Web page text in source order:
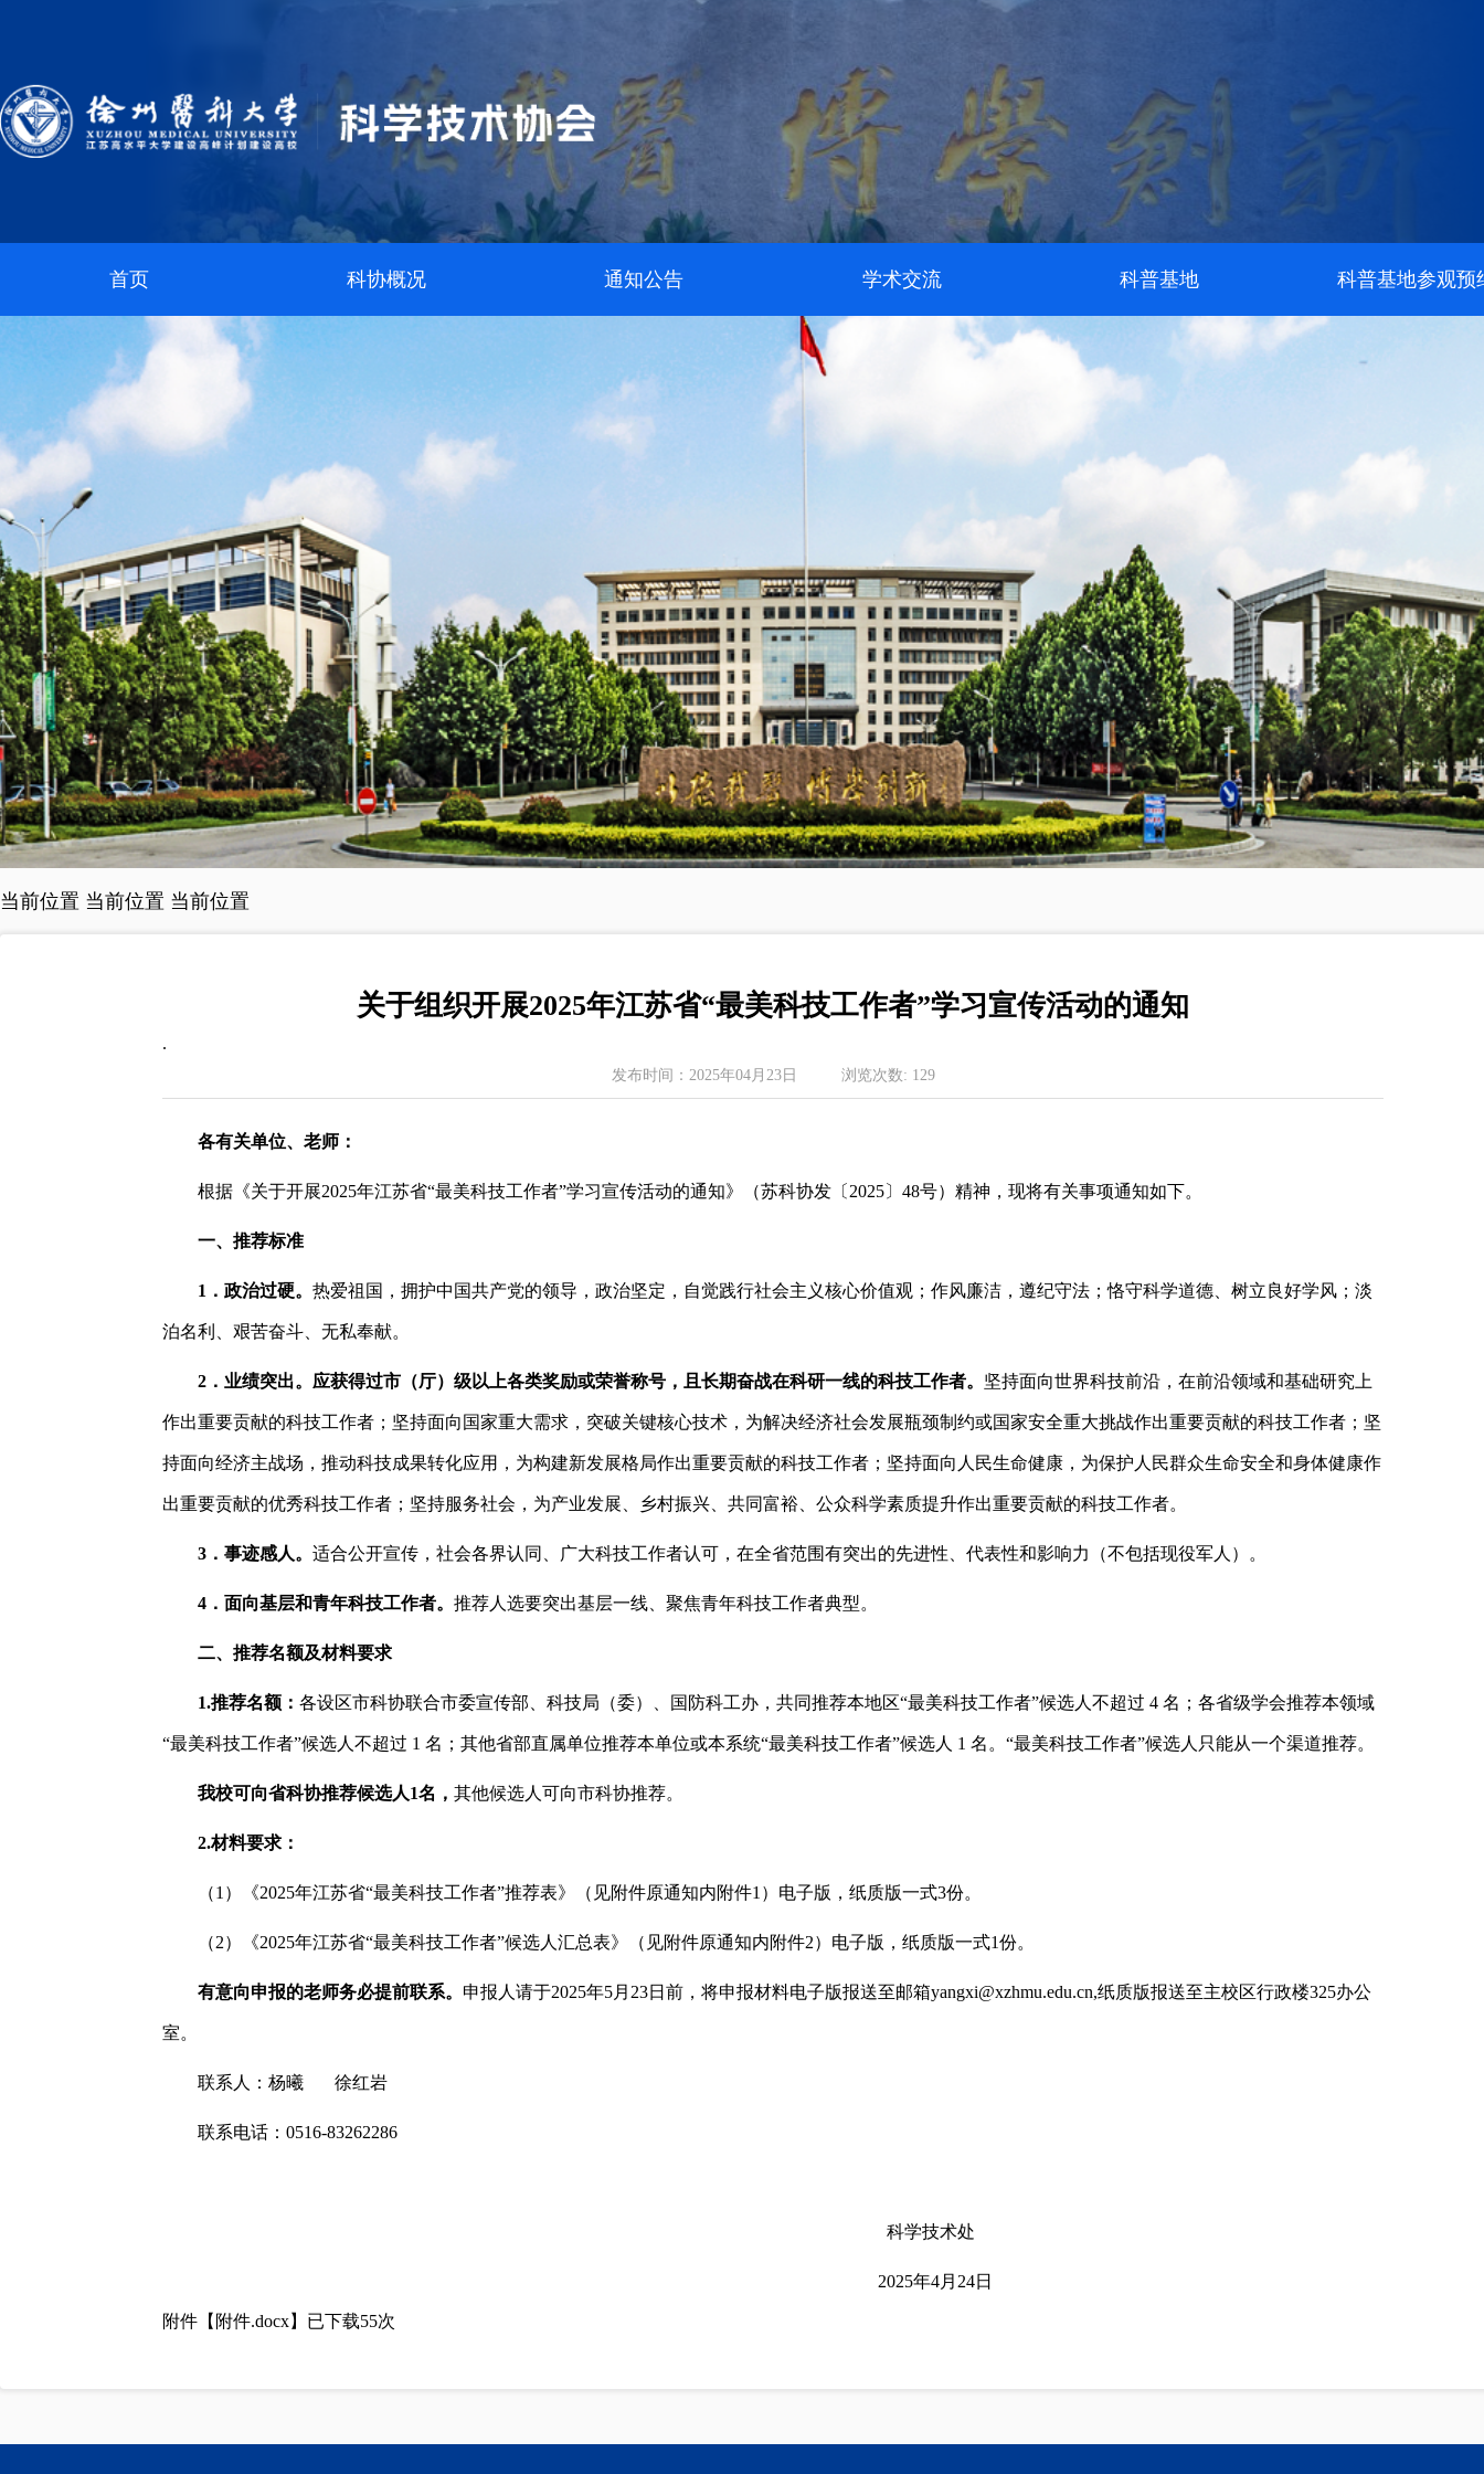
首页 科协概况 通知公告 学术交流 科普基地 科普基地参观预
当前位置 当前位置 当前位置
关于组织开展2025年江苏省“最美科技工作者”学习宣传活动的通知
.
发布时间： 2025年04月23日 浏览次数: 129
各有关单位、老师：
根据《关于开展2025年江苏省“最美科技工作者”学习宣传活动的通知》（苏科协发〔2025〕48号）精神，现将有关事项通知如下。
一、 推荐标准
1．政治过硬。 热爱祖国，拥护中国共产党的领导，政治坚定，自觉践行社会主义核心价值观；作风廉洁，遵纪守法；恪守科学道德、树立良好学风；淡
泊名利、艰苦奋斗、无私奉献。
2．业绩突出。 应获得过市（厅）级以上各类奖励或荣誉称号，且长期奋战在科研一线的科技工作者。 坚持面向世界科技前沿，在前沿领域和基础研究上
作出重要贡献的科技工作者；坚持面向国家重大需求，突破关键核心技术，为解决经济社会发展瓶颈制约或国家安全重大挑战作出重要贡献的科技工作者；坚
持面向经济主战场，推动科技成果转化应用，为构建新发展格局作出重要贡献的科技工作者；坚持面向人民生命健康，为保护人民群众生命安全和身体健康作
出重要贡献的优秀科技工作者；坚持服务社会，为产业发展、乡村振兴、共同富裕、公众科学素质提升作出重要贡献的科技工作者。
3．事迹感人。 适合公开宣传，社会各界认同、广大科技工作者认可，在全省范围有突出的先进性、代表性和影响力（不包括现役军人）。
4．面向基层和青年科技工作者。 推荐人选要突出基层一线、聚焦青年科技工作者典型。
二、推荐名额及材料要求
1.推荐名额： 各设区市科协联合市委宣传部、科技局（委）、国防科工办，共同推荐本地区“最美科技工作者”候选人不超过 4 名；各省级学会推荐本领域
“最美科技工作者”候选人不超过 1 名；其他省部直属单位推荐本单位或本系统“最美科技工作者”候选人 1 名。“最美科技工作者”候选人只能从一个渠道推荐。
我校可向省科协推荐候选人1名， 其他候选人可向市科协推荐。
2.材料要求：
（1）《2025年江苏省“最美科技工作者”推荐表》（见附件原通知内附件1）电子版，纸质版一式3份。
（2）《2025年江苏省“最美科技工作者”候选人汇总表》（见附件原通知内附件2）电子版，纸质版一式1份。
有意向申报的老师务必提前联系。 申报人请于2025年5月23日前，将申报材料电子版报送至邮箱yangxi@xzhmu.edu.cn,纸质版报送至主校区行政楼325办公
室。
联系人：杨曦 徐红岩
联系电话：0516-83262286
科学技术处
2025年4月24日
附件【 附件.docx】已下载55次